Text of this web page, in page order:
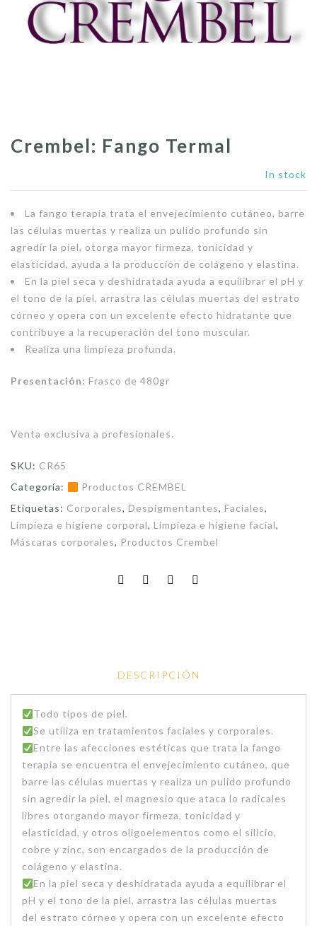
Crembel: Fango Termal
In stock
La fango terapia trata el envejecimiento cutáneo, barre
las células muertas y realiza un pulido profundo sin
agredir la piel, otorga mayor firmeza, tonicidad y
elasticidad, ayuda a la producción de colágeno y elastina.
En la piel seca y deshidratada ayuda a equilibrar el pH y
el tono de la piel, arrastra las células muertas del estrato
córneo y opera con un excelente efecto hidratante que
contribuye a la recuperación del tono muscular.
Realiza una limpieza profunda.
Presentación: Frasco de 480gr
Venta exclusiva a profesionales.
SKU: CR65
Categoría:
Productos CREMBEL
Etiquetas: Corporales, Despigmentantes, Faciales,
Limpieza e higiene corporal, Limpieza e higiene facial,
Máscaras corporales, Productos Crembel
DESCRIPCIÓN
Todo tipos de piel.
Se utiliza en tratamientos faciales y corporales.
Entre las afecciones estéticas que trata la fango
terapia se encuentra el envejecimiento cutáneo, que
barre las células muertas y realiza un pulido profundo
sin agredir la piel, el magnesio que ataca lo radicales
libres otorgando mayor firmeza, tonicidad y
elasticidad, y otros oligoelementos como el silicio,
cobre y zinc, son encargados de la producción de
colágeno y elastina.
En la piel seca y deshidratada ayuda a equilibrar el
pH y el tono de la piel, arrastra las células muertas
del estrato córneo y opera con un excelente efecto